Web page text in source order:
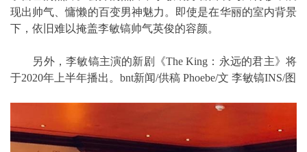
现出帅气、慵懒的百变男神魅力。即使是在华丽的室内背景
下，依旧难以掩盖李敏镐帅气英俊的容颜。
另外，李敏镐主演的新剧《The King：永远的君主》将
于2020年上半年播出。bnt新闻/供稿 Phoebe/文 李敏镐INS/图